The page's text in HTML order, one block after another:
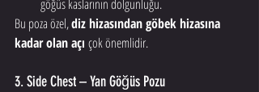
göğüs kaslarının dolgunluğu.
Bu poza özel, diz hizasından göbek hizasına
kadar olan açı çok önemlidir.
3. Side Chest – Yan Göğüs Pozu